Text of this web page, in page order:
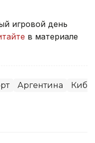
игровой день
в материале
Аргентина